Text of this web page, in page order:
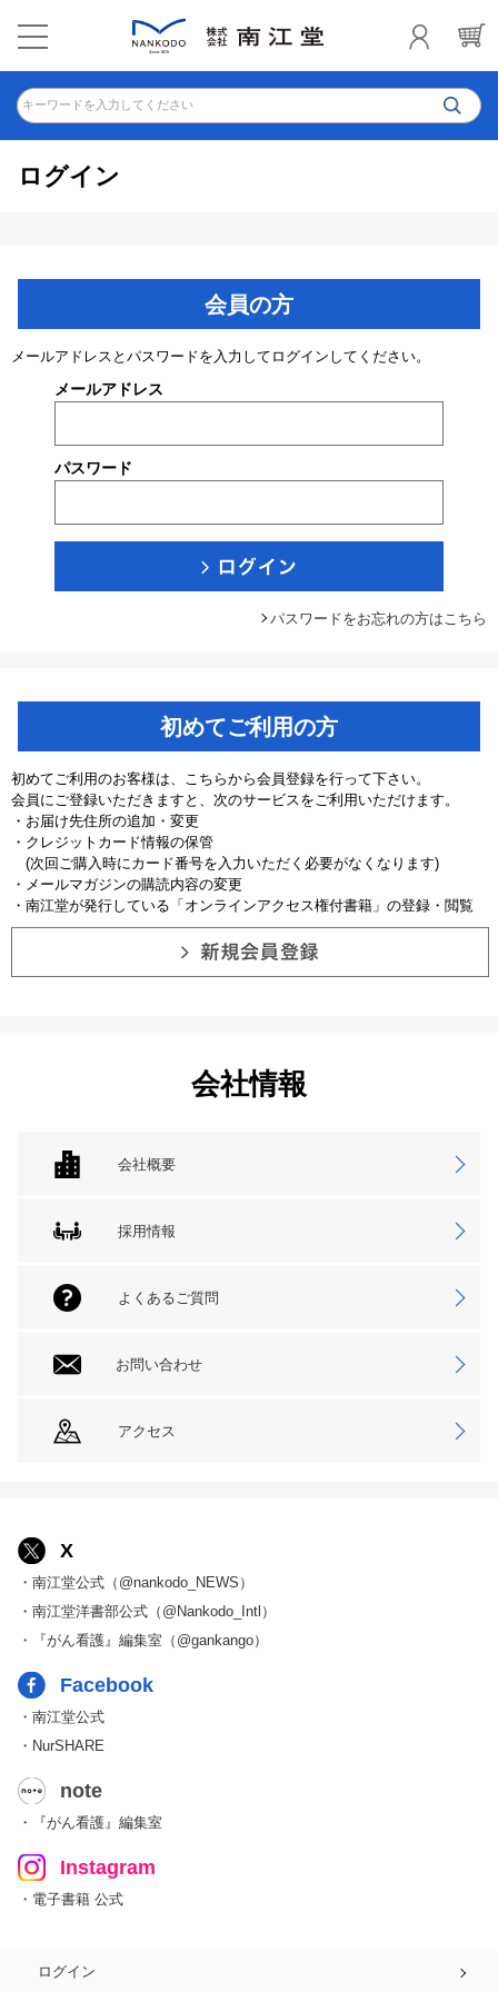
キーワードを入力してください
ログイン
会員の方
メールアドレスとパスワードを入力してログインしてください。
メールアドレス
パスワード
パスワードをお忘れの方はこちら
初めてご利用の方
初めてご利用のお客様は、こちらから会員登録を行って下さい。
会員にご登録いただきますと、次のサービスをご利用いただけます。
・お届け先住所の追加・変更
・クレジットカード情報の保管
(次回ご購入時にカード番号を入力いただく必要がなくなります)
・メールマガジンの購読内容の変更
・南江堂が発行している「オンラインアクセス権付書籍」の登録・閲覧
会社情報
会社概要
採用情報
よくあるご質問
お問い合わせ
アクセス
X
・南江堂公式（@nankodo_NEWS）
・南江堂洋書部公式（@Nankodo_Intl）
・『がん看護』編集室（@gankango）
Facebook
・南江堂公式
・NurSHARE
note
・『がん看護』編集室
Instagram
・電子書籍 公式
ログイン